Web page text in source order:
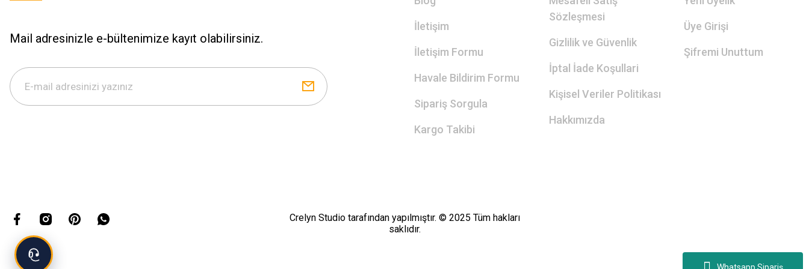
Whatsapp Sipariş
Mail adresinizle e-bültenimize kayıt olabilirsiniz.
İletişim
İletişim Formu
Havale Bildirim Formu
Sipariş Sorgula
Kargo Takibi
Sözleşmesi
Gizlilik ve Güvenlik
İptal İade Koşullari
Kişisel Veriler Politikası
Hakkımızda
Üye Girişi
Şifremi Unuttum
Crelyn Studio tarafından yapılmıştır. © 2025 Tüm hakları
saklıdır.